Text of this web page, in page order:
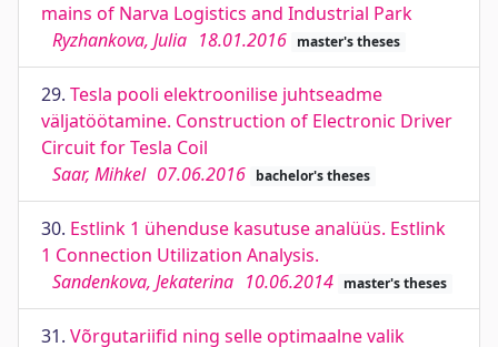
mains of Narva Logistics and Industrial Park
Ryzhankova, Julia 18.01.2016 master's theses
29. Tesla pooli elektroonilise juhtseadme
väljatöötamine. Construction of Electronic Driver
Circuit for Tesla Coil
Saar, Mihkel 07.06.2016 bachelor's theses
30. Estlink 1 ühenduse kasutuse analüüs. Estlink
1 Connection Utilization Analysis.
Sandenkova, Jekaterina 10.06.2014 master's theses
31. Võrgutariifid ning selle optimaalne valik